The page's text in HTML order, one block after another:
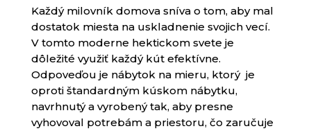
Každý milovník domova sníva o tom, aby mal
dostatok miesta na uskladnenie svojich vecí.
V tomto moderne hektickom svete je
dôležité využiť každý kút efektívne.
Odpoveďou je nábytok na mieru, ktorý je
oproti štandardným kúskom nábytku,
navrhnutý a vyrobený tak, aby presne
vyhovoval potrebám a priestoru, čo zaručuje